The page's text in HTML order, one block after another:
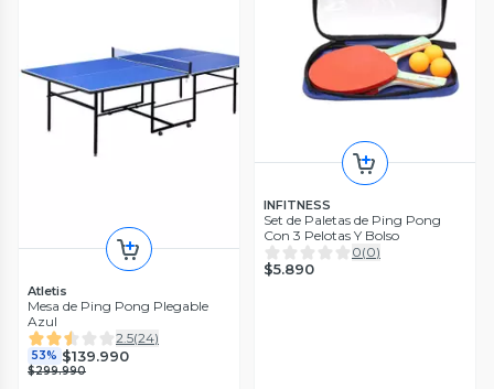
Atletis
Mesa de Ping Pong Plegable
Azul
2.5(24)
53% $139.990
$299.990
INFITNESS
Set de Paletas de Ping Pong
Con 3 Pelotas Y Bolso
0(0)
$5.890